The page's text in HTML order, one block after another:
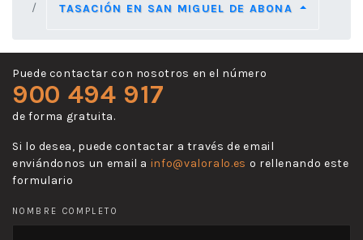
TASACIÓN EN SAN MIGUEL DE ABONA
Puede contactar con nosotros en el número
900 494 917
de forma gratuita.
Si lo desea, puede contactar a través de email
enviándonos un email a info@valoralo.es o rellenando este
formulario
NOMBRE COMPLETO